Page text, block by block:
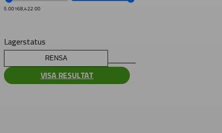
5.00168,422.00
Lagerstatus
RENSA
VISA RESULTAT